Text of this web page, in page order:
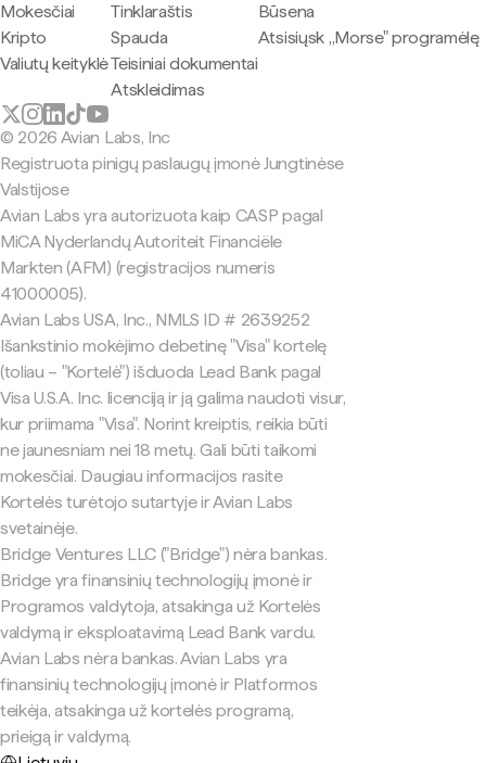
Mokesčiai
Kripto
Valiutų keityklė
Tinklaraštis
Spauda
Teisiniai dokumentai
Atskleidimas
Būsena
Atsisiųsk „Morse" programėlę
© 2026 Avian Labs, Inc
Registruota pinigų paslaugų įmonė Jungtinėse
Valstijose
Avian Labs yra autorizuota kaip CASP pagal
MiCA Nyderlandų Autoriteit Financiële
Markten (AFM) (registracijos numeris
41000005).
Avian Labs USA, Inc., NMLS ID # 2639252
Išankstinio mokėjimo debetinę "Visa" kortelę
(toliau – "Kortelė") išduoda Lead Bank pagal
Visa U.S.A. Inc. licenciją ir ją galima naudoti visur,
kur priimama "Visa". Norint kreiptis, reikia būti
ne jaunesniam nei 18 metų. Gali būti taikomi
mokesčiai. Daugiau informacijos rasite
Kortelės turėtojo sutartyje ir Avian Labs
svetainėje.
Bridge Ventures LLC ("Bridge") nėra bankas.
Bridge yra finansinių technologijų įmonė ir
Programos valdytoja, atsakinga už Kortelės
valdymą ir eksploatavimą Lead Bank vardu.
Avian Labs nėra bankas. Avian Labs yra
finansinių technologijų įmonė ir Platformos
teikėja, atsakinga už kortelės programą,
prieigą ir valdymą.